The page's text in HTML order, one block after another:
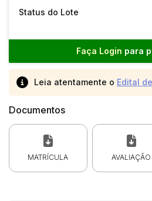
Status do Lote
Faça Login para
Leia atentamente o Edital
Documentos
MATRÍCULA AVALIAÇÃO